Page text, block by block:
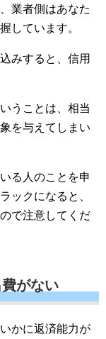
業者側はあなた
しています。
みすると、信用
うことは、相当
を与えてしまい
る人のことを申
ックになると、
で注意してくだ
費がない
かに返済能力が